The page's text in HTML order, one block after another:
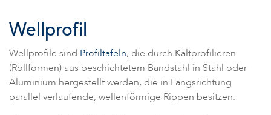
Wellprofil
Wellprofile sind Profiltafeln, die durch Kaltprofilieren
(Rollformen) aus beschichtetem Bandstahl in Stahl oder
Aluminium hergestellt werden, die in Längsrichtung
parallel verlaufende, wellenförmige Rippen besitzen.